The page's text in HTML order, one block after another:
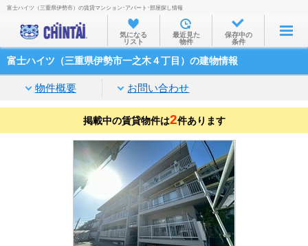
お部屋を探す
沿線・駅から
住所から
家賃相場から
通勤通学時間から
物件特集から
不動産会社から
TOP
富士ハイツ（三重県伊勢市）の賃貸マンション･アパート･部屋探し情報
気になる
リスト
最近見た
物件
保存中の
条件
富士ハイツ（三重県伊勢市一之木４丁目）の建物情報
物件概要 お問い合わせ
掲載中の賃貸物件は2件あります